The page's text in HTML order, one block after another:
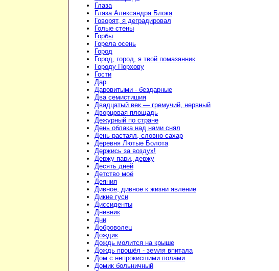
Глаза
Глаза Александра Блока
Говорят, я деградировал
Голые стены
Горбы
Горела осень
Город
Город, город, я твой помазанник
Городу Порхову
Гости
Дар
Даровитыми - бездарные
Два семистишия
Двадцатый век — гремучий, нервный
Дворцовая площадь
Дежурный по стране
День облака над нами снял
День растаял, словно сахар
Деревня Лютые Болота
Держись за воздух!
Держу пари, держу
Десять дней
Детство моё
Деяния
Дивное, дивное к жизни явление
Дикие гуси
Диссиденты
Дневник
Дни
Доброволец
Дождик
Дождь молится на крыше
Дождь прошёл - земля впитала
Дом с непрокисшими полами
Домик больничный